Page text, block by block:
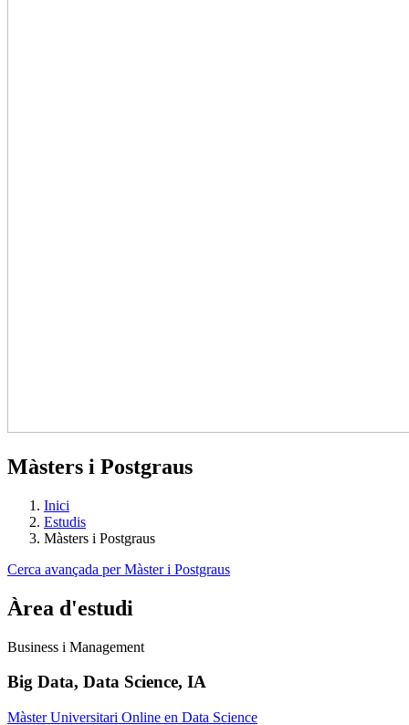
Màsters i Postgraus
Inici
Estudis
Màsters i Postgraus
Cerca avançada per Màster i Postgraus
Àrea d'estudi
Business i Management
Big Data, Data Science, IA
Màster Universitari Online en Data Science